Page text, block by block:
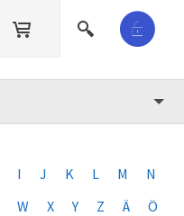
I J K L M
N
W X Y Z Ä
Ö